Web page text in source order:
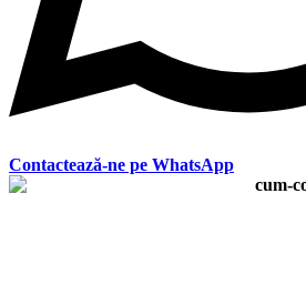
Contactează-ne pe WhatsApp